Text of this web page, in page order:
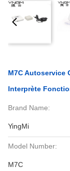
M7C Autoservice
Interprète
Brand Name:
YingMi
Model Number:
M7C